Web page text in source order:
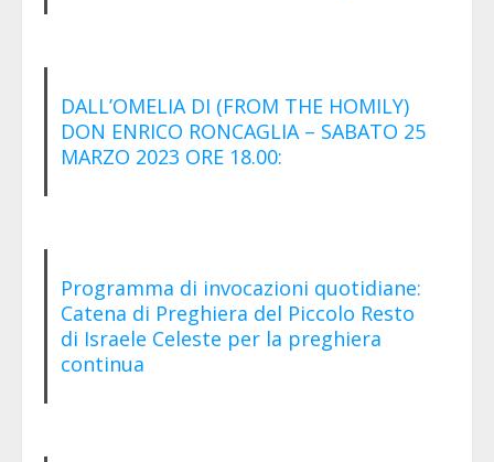
DALL’OMELIA DI (FROM THE HOMILY)
DON ENRICO RONCAGLIA – SABATO 25
MARZO 2023 ORE 18.00:
Programma di invocazioni quotidiane:
Catena di Preghiera del Piccolo Resto
di Israele Celeste per la preghiera
continua